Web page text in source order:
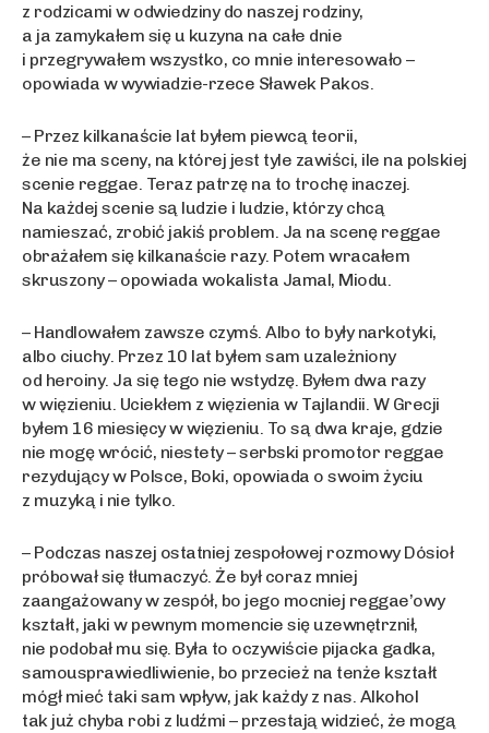
z rodzicami w odwiedziny do naszej rodziny,
a ja zamykałem się u kuzyna na całe dnie
i przegrywałem wszystko, co mnie interesowało –
opowiada w wywiadzie-rzece Sławek Pakos.
– Przez kilkanaście lat byłem piewcą teorii,
że nie ma sceny, na której jest tyle zawiści, ile na polskiej
scenie reggae. Teraz patrzę na to trochę inaczej.
Na każdej scenie są ludzie i ludzie, którzy chcą
namieszać, zrobić jakiś problem. Ja na scenę reggae
obrażałem się kilkanaście razy. Potem wracałem
skruszony – opowiada wokalista Jamal, Miodu.
– Handlowałem zawsze czymś. Albo to były narkotyki,
albo ciuchy. Przez 10 lat byłem sam uzależniony
od heroiny. Ja się tego nie wstydzę. Byłem dwa razy
w więzieniu. Uciekłem z więzienia w Tajlandii. W Grecji
byłem 16 miesięcy w więzieniu. To są dwa kraje, gdzie
nie mogę wrócić, niestety – serbski promotor reggae
rezydujący w Polsce, Boki, opowiada o swoim życiu
z muzyką i nie tylko.
– Podczas naszej ostatniej zespołowej rozmowy Dósioł
próbował się tłumaczyć. Że był coraz mniej
zaangażowany w zespół, bo jego mocniej reggae’owy
kształt, jaki w pewnym momencie się uzewnętrznił,
nie podobał mu się. Była to oczywiście pijacka gadka,
samousprawiedliwienie, bo przecież na tenże kształt
mógł mieć taki sam wpływ, jak każdy z nas. Alkohol
tak już chyba robi z ludźmi – przestają widzieć, że mogą